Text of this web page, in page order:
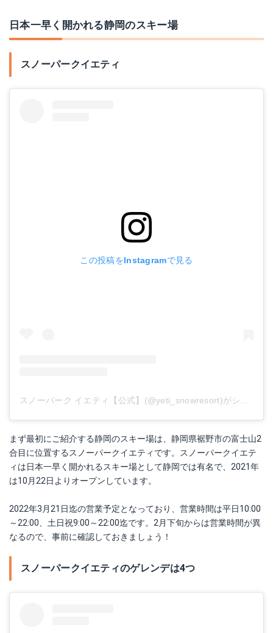
日本一早く開かれる静岡のスキー場
スノーパークイエティ
この投稿をInstagramで見る
スノーパーク イエティ【公式】(@yeti_snowresort)がシェアした投稿
まず最初にご紹介する静岡のスキー場は、静岡県裾野市の富士山2
合目に位置するスノーパークイエティです。スノーパークイエテ
ィは日本一早く開かれるスキー場として静岡では有名で、2021年
は10月22日よりオープンしています。
2022年3月21日迄の営業予定となっており、営業時間は平日10:00
～22:00、土日祝9:00～22:00迄です。2月下旬からは営業時間が異
なるので、事前に確認しておきましょう！
スノーパークイエティのゲレンデは4つ